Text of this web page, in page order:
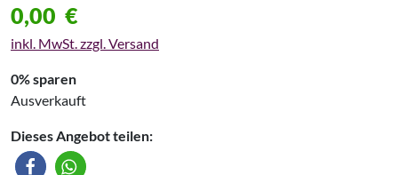
0,00 €
inkl. MwSt. zzgl. Versand
0% sparen
Ausverkauft
Dieses Angebot teilen: